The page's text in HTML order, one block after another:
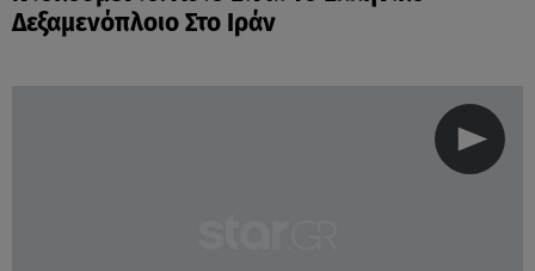
Δεξαμενόπλοιο Στο Ιράν